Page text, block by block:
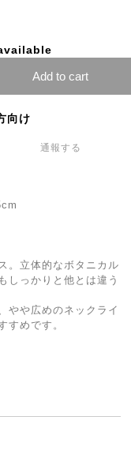
Add to cart
向け
通報する
。立体的なボタニカル
しっかりと他とは違う
やや広めのネックライ
すめです。